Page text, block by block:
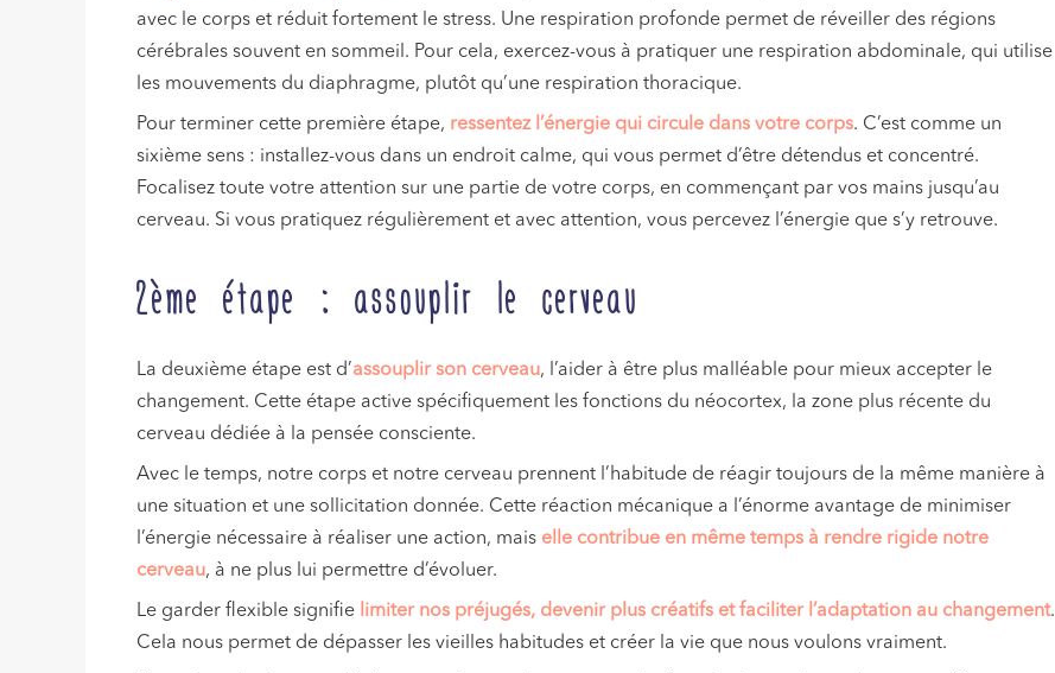
avec le corps et réduit fortement le stress. Une respiration profonde permet de réveiller des régions
cérébrales souvent en sommeil. Pour cela, exercez-vous à pratiquer une respiration abdominale, qui utilise
les mouvements du diaphragme, plutôt qu’une respiration thoracique.
Pour terminer cette première étape, ressentez l’énergie qui circule dans votre corps. C’est comme un
sixième sens : installez-vous dans un endroit calme, qui vous permet d’être détendus et concentré.
Focalisez toute votre attention sur une partie de votre corps, en commençant par vos mains jusqu’au
cerveau. Si vous pratiquez régulièrement et avec attention, vous percevez l’énergie que s’y retrouve.
2ème étape : assouplir le cerveau
La deuxième étape est d’assouplir son cerveau, l’aider à être plus malléable pour mieux accepter le
changement. Cette étape active spécifiquement les fonctions du néocortex, la zone plus récente du
cerveau dédiée à la pensée consciente.
Avec le temps, notre corps et notre cerveau prennent l’habitude de réagir toujours de la même manière à
une situation et une sollicitation donnée. Cette réaction mécanique a l’énorme avantage de minimiser
l’énergie nécessaire à réaliser une action, mais elle contribue en même temps à rendre rigide notre
cerveau, à ne plus lui permettre d’évoluer.
Le garder flexible signifie limiter nos préjugés, devenir plus créatifs et faciliter l’adaptation au changement.
Cela nous permet de dépasser les vieilles habitudes et créer la vie que nous voulons vraiment.